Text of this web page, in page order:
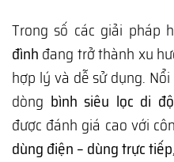
Trong số các giải pháp
đình đang trở thành xu
hợp lý và dễ sử dụng.
dòng bình siêu lọc di
được đánh giá cao với
dùng điện – dùng trực tiếp